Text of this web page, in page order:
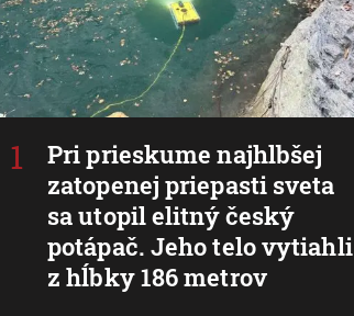
Pri prieskume najhlbšej
zatopenej priepasti sveta
sa utopil elitný český
potápač. Jeho telo vytiahli
z hĺbky 186 metrov